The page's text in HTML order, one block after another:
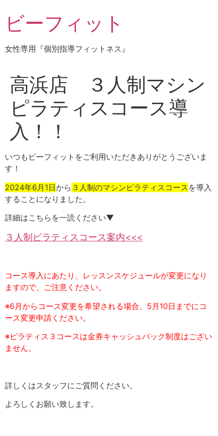
ツ
ビーフィット
女性専用『個別指導フィットネス』
高浜店 ３人制マシン
ピラティスコース導
入！！
いつもビーフィットをご利用いただきありがとうございま
す！
2024年6月1日から ３人制のマシンピラティスコース を導入
することになりました。
詳細はこちらを一読ください▼
３人制ピラティスコース案内<<<
コース導入にあたり、レッスンスケジュールが変更になり
ますので、ご注意ください。
※6月からコース変更を希望される場合、5月10日までにコ
ース変更申請ください。
※ピラティス３コースは金券キャッシュバック制度はござい
ません。
詳しくはスタッフにご質問ください。
よろしくお願い致します。